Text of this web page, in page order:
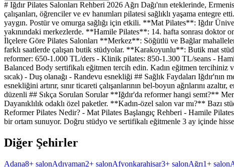
# Iğdır Pilates Salonları Rehberi 2026 Ağrı Dağı'nın eteklerinde,
çalışanları, öğrenciler ve ev hanımları pilatesi sağlıklı yaşama
yaygın. Postür ve omurga sağlığı için etkili. **Mat Pilates**: Iğdır
yakınındaki merkezlerde. **Hamile Pilates**: 14. hafta sonrası doktor
İlçelere Göre Pilates Salonları **Merkez**: Söğütlü ve Bağlar
farklı saatlerde çalışan butik stüdyolar. **Karakoyunlu**: Butik mat
reformer: 650-1.000 TL/ders - Klinik pilates: 850-1.300 TL/seans -
Balanced Body sertifikalı eğitmen tercih edin. Kadın eğitmen tercihiniz
sıcak) - Duş olanağı - Randevu esnekliği ## Sağlık Faydaları Iğdır'nın
esnekliğini artırır, sınır ticareti çalışanlarının bel-boyun ağrılarını
düzenli ## Sıkça Sorulan Sorular **Iğdır'da reformer hangi semt?**
Dayanıklılık odaklı özel paketler. **Kadın-özel salon var mı?** Bazı
Reformer Pilates Nedir? - Mat Pilates Başlangıç Rehberi - Hamile
bir ortam sunuyor. Doğru stüdyo ve sertifikalı eğitmenle 3 ay içinde
Diğer Şehirler
Adana8+ salonAdıyaman2+ salonAfyonkarahisar3+ salonAğrı1+ salon